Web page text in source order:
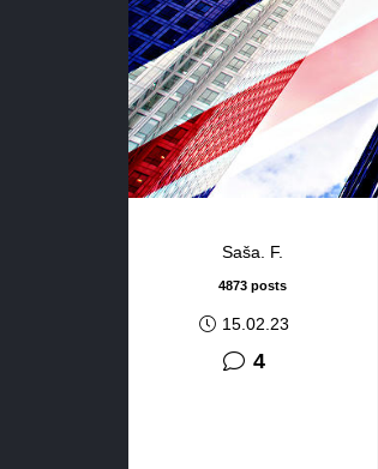
Saša. F.
4873 posts
15.02.23
4komentara